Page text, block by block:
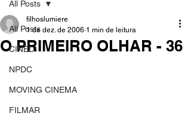
All Posts
CINED
NPDC
MOVING CINEMA
FILMAR
All Posts
O PRIMEIRO OLHAR - 36
filhoslumiere
1 de dez. de 2006 1 min de leitura